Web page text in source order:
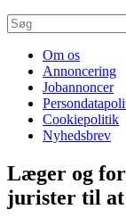
Om os
Annoncering
Jobannoncer
Cookiepolitik
Nyhedsbrev
Læger og
jurister til at